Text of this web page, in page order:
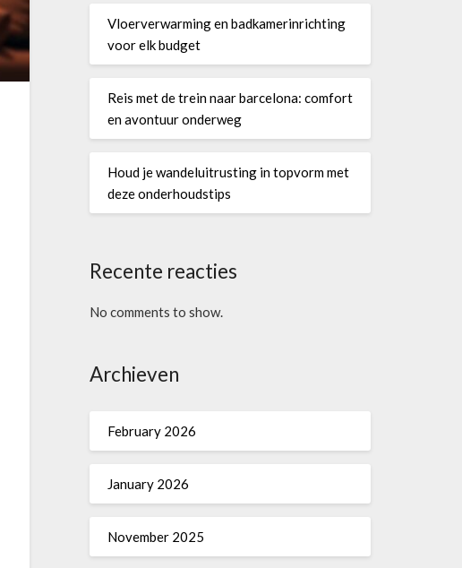
Vloerverwarming en badkamerinrichting
voor elk budget
Reis met de trein naar barcelona: comfort
en avontuur onderweg
Houd je wandeluitrusting in topvorm met
deze onderhoudstips
Recente reacties
No comments to show.
Archieven
February 2026
January 2026
November 2025